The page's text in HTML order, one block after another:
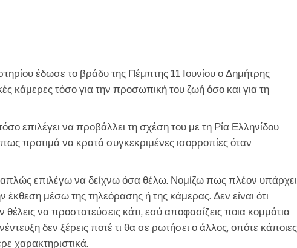
έδωσε το βράδυ της Πέμπτης 11 Ιουνίου ο Δημήτρης
κάμερες τόσο για την προσωπική του ζωή όσο και για τη
επιλέγει να προβάλλει τη σχέση του με τη Ρία Ελληνίδου
προτιμά να κρατά συγκεκριμένες ισορροπίες όταν
επιλέγω να δείχνω όσα θέλω. Νομίζω πως πλέον υπάρχει
μέσω της τηλεόρασης ή της κάμερας. Δεν είναι ότι
να προστατεύσεις κάτι, εσύ αποφασίζεις ποια κομμάτια
δεν ξέρεις ποτέ τι θα σε ρωτήσει ο άλλος, οπότε κάποιες
χαρακτηριστικά.